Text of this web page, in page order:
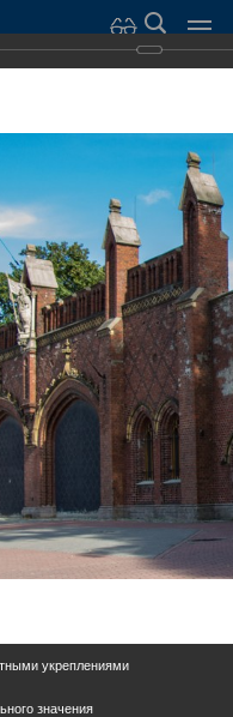
и городские ворота
ворота
укреплениями
значения